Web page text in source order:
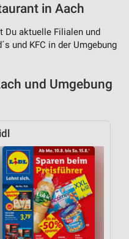
in Aach
Du aktuelle Filialen und
und KFC in der Umgebung
und Umgebung